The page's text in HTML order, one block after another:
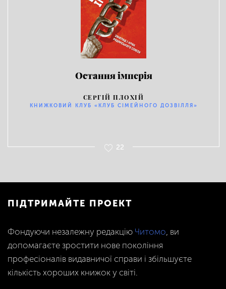
Остання імперія
СЕРГІЙ ПЛОХІЙ
КНИЖКОВИЙ КЛУБ «КЛУБ СІМЕЙНОГО ДОЗВІЛЛЯ»
22
ПІДТРИМАЙТЕ ПРОЕКТ
Фондуючи незалежну редакцію Читомо, ви
допомагаєте зростити нове покоління
професіоналів видавничої справи і збільшуєте
кількість хороших книжок у світі.